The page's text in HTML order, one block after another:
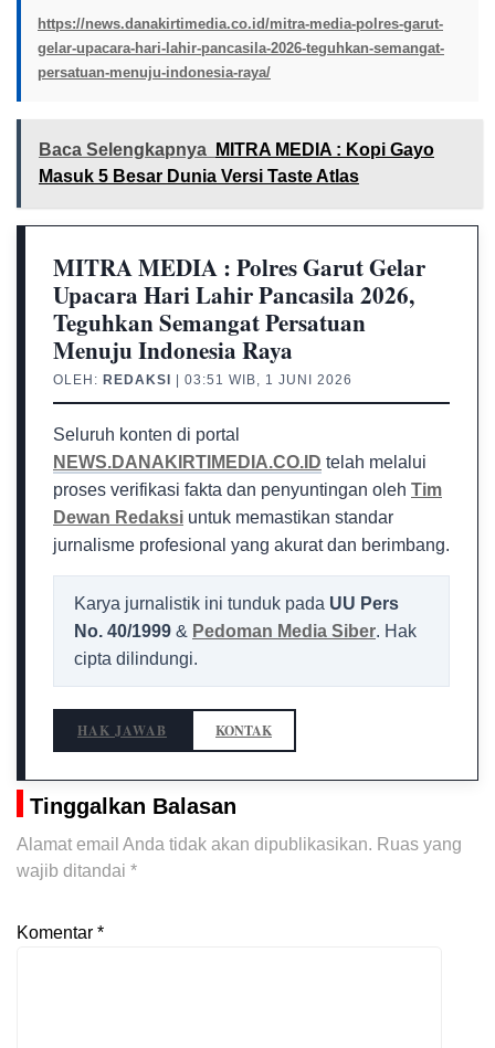
https://news.danakirtimedia.co.id/mitra-media-polres-garut-
gelar-upacara-hari-lahir-pancasila-2026-teguhkan-semangat-
persatuan-menuju-indonesia-raya/
Baca Selengkapnya
MITRA MEDIA : Kopi Gayo
Masuk 5 Besar Dunia Versi Taste Atlas
MITRA MEDIA : Polres Garut Gelar
Upacara Hari Lahir Pancasila 2026,
Teguhkan Semangat Persatuan
Menuju Indonesia Raya
OLEH: REDAKSI | 03:51 WIB, 1 JUNI 2026
Seluruh konten di portal
NEWS.DANAKIRTIMEDIA.CO.ID telah melalui
proses verifikasi fakta dan penyuntingan oleh Tim
Dewan Redaksi untuk memastikan standar
jurnalisme profesional yang akurat dan berimbang.
Karya jurnalistik ini tunduk pada UU Pers
No. 40/1999 & Pedoman Media Siber. Hak
cipta dilindungi.
HAK JAWAB KONTAK
Tinggalkan Balasan
Alamat email Anda tidak akan dipublikasikan. Ruas yang
wajib ditandai *
Komentar *